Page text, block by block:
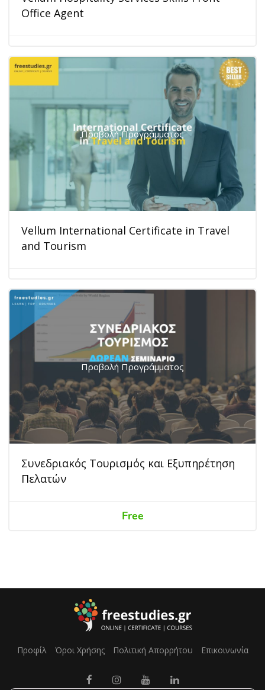
Office Agent
Προβολή Προγράμματος
Vellum International Certificate in Travel
and Tourism
Προβολή Προγράμματος
Συνεδριακός Τουρισμός και Εξυπηρέτηση
Πελατών
Free
Προφίλ Όροι Χρήσης Πολιτική Απορρήτου Επικοινωνία